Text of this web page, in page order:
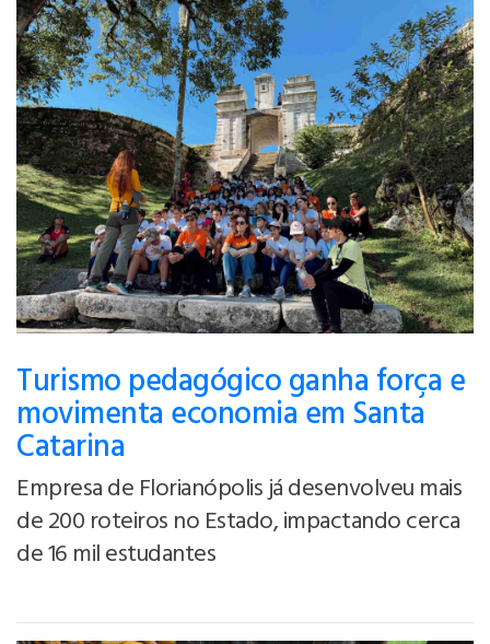
Turismo pedagógico ganha força e
movimenta economia em Santa
Catarina
Empresa de Florianópolis já desenvolveu mais
de 200 roteiros no Estado, impactando cerca
de 16 mil estudantes